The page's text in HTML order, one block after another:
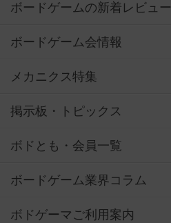
ボードゲームの新着レビュー
ボードゲーム会情報
メカニクス特集
掲示板・トピックス
ボドとも・会員一覧
ボードゲーム業界コラム
ボドゲーマご利用案内